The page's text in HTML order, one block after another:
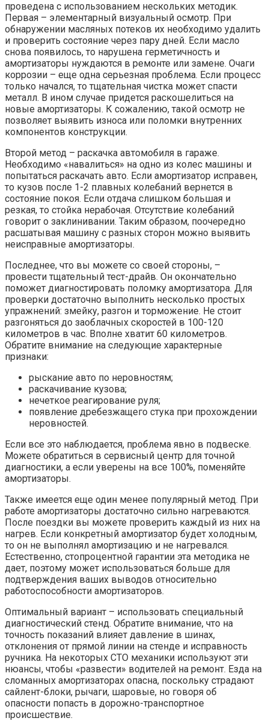
проведена с использованием нескольких методик.
Первая – элементарный визуальный осмотр. При
обнаружении масляных потеков их необходимо удалить
и проверить состояние через пару дней. Если масло
снова появилось, то нарушена герметичность и
амортизаторы нуждаются в ремонте или замене. Очаги
коррозии – еще одна серьезная проблема. Если процесс
только начался, то тщательная чистка может спасти
металл. В ином случае придется раскошелиться на
новые амортизаторы. К сожалению, такой осмотр не
позволяет выявить износа или поломки внутренних
компонентов конструкции.
Второй метод – раскачка автомобиля в гараже.
Необходимо «навалиться» на одно из колес машины и
попытаться раскачать авто. Если амортизатор исправен,
то кузов после 1-2 плавных колебаний вернется в
состояние покоя. Если отдача слишком большая и
резкая, то стойка нерабочая. Отсутствие колебаний
говорит о заклинивании. Таким образом, поочередно
расшатывая машину с разных сторон можно выявить
неисправные амортизаторы.
Последнее, что вы можете со своей стороны, –
провести тщательный тест-драйв. Он окончательно
поможет диагностировать поломку амортизатора. Для
проверки достаточно выполнить несколько простых
упражнений: змейку, разгон и торможение. Не стоит
разгоняться до заоблачных скоростей в 100-120
километров в час. Вполне хватит 60 километров.
Обратите внимание на следующие характерные
признаки:
рыскание авто по неровностям;
раскачивание кузова;
нечеткое реагирование руля;
появление дребезжащего стука при прохождении
неровностей.
Если все это наблюдается, проблема явно в подвеске.
Можете обратиться в сервисный центр для точной
диагностики, а если уверены на все 100%, поменяйте
амортизаторы.
Также имеется еще один менее популярный метод. При
работе амортизаторы достаточно сильно нагреваются.
После поездки вы можете проверить каждый из них на
нагрев. Если конкретный амортизатор будет холодным,
то он не выполнял амортизацию и не нагревался.
Естественно, стопроцентной гарантии эта методика не
дает, поэтому может использоваться больше для
подтверждения ваших выводов относительно
работоспособности амортизаторов.
Оптимальный вариант – использовать специальный
диагностический стенд. Обратите внимание, что на
точность показаний влияет давление в шинах,
отклонения от прямой линии на стенде и исправность
ручника. На некоторых СТО механики используют эти
нюансы, чтобы «развести» водителей на ремонт. Езда на
сломанных амортизаторах опасна, поскольку страдают
сайлент-блоки, рычаги, шаровые, но говоря об
опасности попасть в дорожно-транспортное
происшествие.